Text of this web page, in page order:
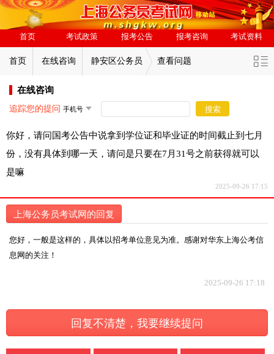
首页 考试政策 报考公告 报考咨询 考试资料
首页 在线咨询 静安区公务员 查看问题
在线咨询
追踪您的提问 搜索
你好，请问国考公告中说拿到学位证和毕业证的时间截止到七月
份，没有具体到哪一天，请问是只要在7月31号之前获得就可以
是嘛
2025-09-26 17:15
上海公务员考试网的回复
您好，一般是这样的，具体以招考单位意见为准。感谢对华东上海公考信
息网的关注！
2025-09-26 17:18
回复不清楚，我要继续提问